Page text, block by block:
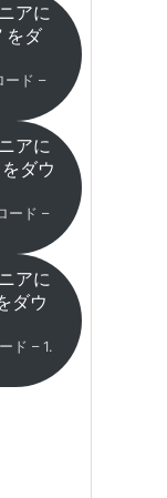
アに
をダ
ード –
アに
ダウ
ード –
アに
ダウ
ド – 1.